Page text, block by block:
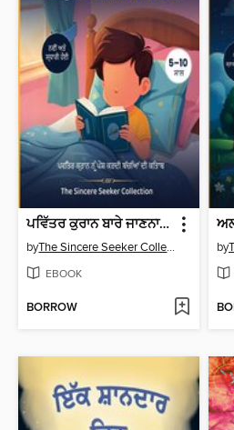
ਪਵਿੱਤਰ ਕੁਰਾਨ ਬਾਰੇ ਜਾਣਨਾ ਅਤੇ ਪਿਆਰ ਕਰਨਾ
by The Sincere Seeker Collection
EBOOK
BORROW
by